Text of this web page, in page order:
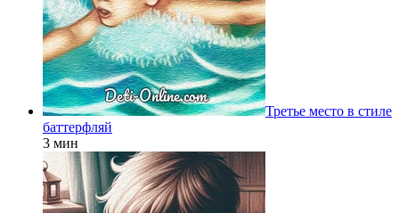
Третье место в стиле
баттерфляй
3 мин